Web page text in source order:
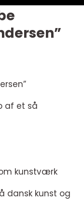
af et så
kunstværk
dansk kunst og